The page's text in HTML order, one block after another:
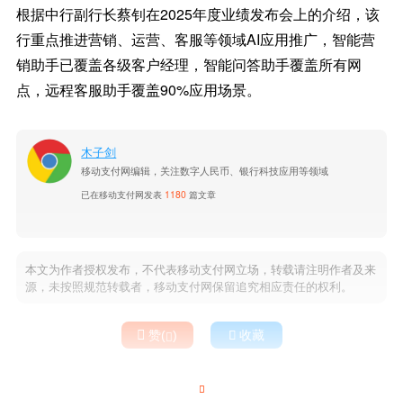
根据中行副行长蔡钊在2025年度业绩发布会上的介绍，该
行重点推进营销、运营、客服等领域AI应用推广，智能营
销助手已覆盖各级客户经理，智能问答助手覆盖所有网
点，远程客服助手覆盖90%应用场景。
木子剑
移动支付网编辑，关注数字人民币、银行科技应用等领域
已在移动支付网发表 1180 篇文章
本文为作者授权发布，不代表移动支付网立场，转载请注明作者及来
源，未按照规范转载者，移动支付网保留追究相应责任的权利。
 赞()  收藏
